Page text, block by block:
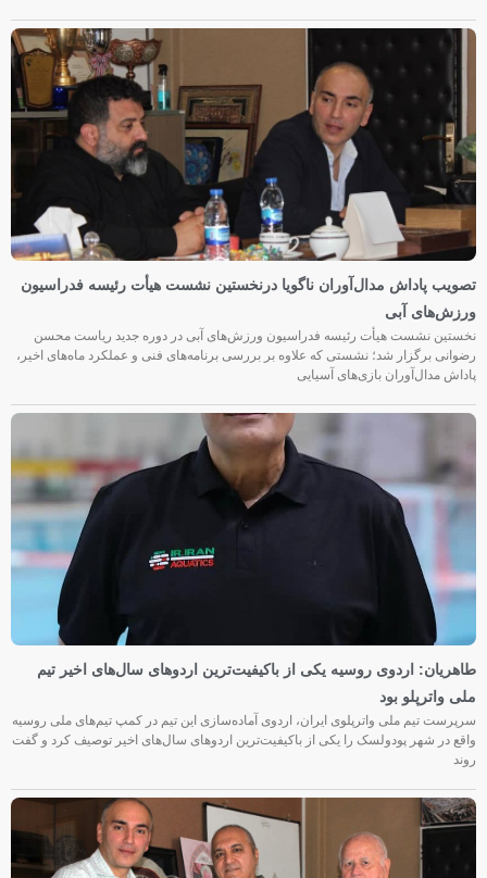
تصویب پاداش مدال‌آوران ناگویا درنخستین نشست هیأت رئیسه فدراسیون
ورزش‌های آبی
نخستین نشست هیأت رئیسه فدراسیون ورزش‌های آبی در دوره جدید ریاست محسن
رضوانی برگزار شد؛ نشستی که علاوه بر بررسی برنامه‌های فنی و عملکرد ماه‌های اخیر،
پاداش مدال‌آوران بازی‌های آسیایی
طاهریان: اردوی روسیه یکی از باکیفیت‌ترین اردوهای سال‌های اخیر تیم
ملی واترپلو بود
سرپرست تیم ملی واترپلوی ایران، اردوی آماده‌سازی این تیم در کمپ تیم‌های ملی روسیه
واقع در شهر پودولسک را یکی از باکیفیت‌ترین اردوهای سال‌های اخیر توصیف کرد و گفت
روند